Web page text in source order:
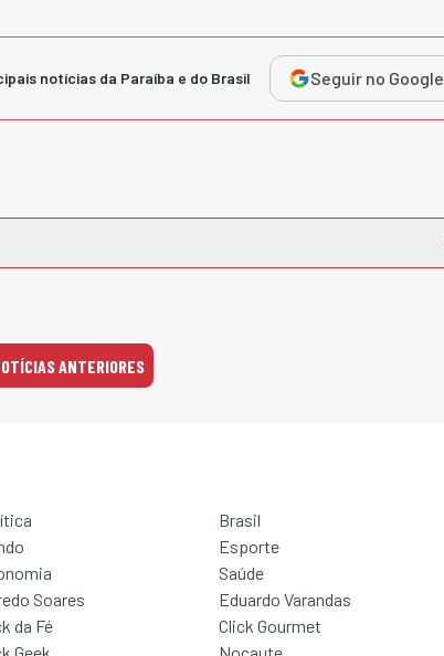
notícias da Paraíba e do Brasil Seguir no Google
ANTERIORES
Brasil
Esporte
Saúde
Soares
Eduardo Varandas
da Fé
Click Gourmet